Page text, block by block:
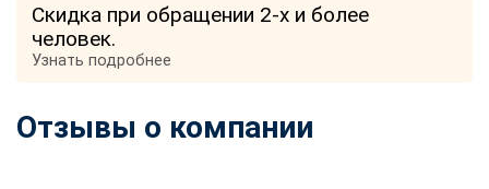
Скидка при обращении 2-х и более
человек.
Узнать подробнее
Отзывы о компании